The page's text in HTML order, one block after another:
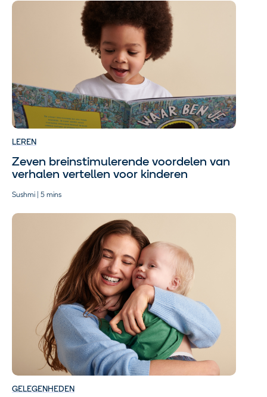
LEREN
Zeven breinstimulerende voordelen van
verhalen vertellen voor kinderen
Sushmi | 5 mins
GELEGENHEDEN